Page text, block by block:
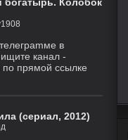
(Дубл.), Eng.Original)
AniLiberty, AniMaunt)
в
кaнал -
прямой ссылке
(сериал, 2012)